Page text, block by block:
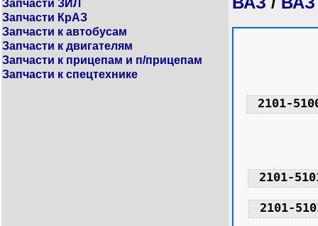
Запчасти ЗИЛ
Запчасти КрАЗ
Запчасти к автобусам
Запчасти к двигателям
Запчасти к прицепам и п/прицепам
Запчасти к спецтехнике
2101-
2101-
2101-